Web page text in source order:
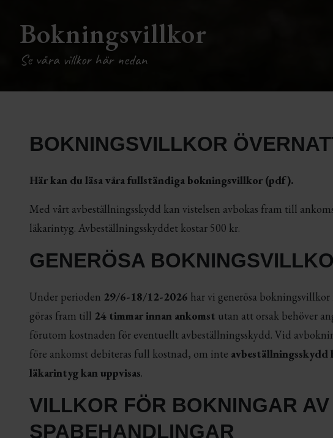
Bokningsvillkor
Se våra villkor här nedan
BOKNINGSVILLKOR
Här kan du läsa våra fullständiga bokningsvillkor (pdf).
Med vårt avbeställningsskydd kan vistelsen avbokas fram till
läkarintyg. Avbeställningsskyddet kostar 500 kr.
GENERÖSA
Under perioden 29/6-18/12-2026 har vi generösa
göras fram till 24 timmar innan ankomst utan att orsak behöver
förutom kostnaden för eventuellt avbeställningsskydd. Vid
före ankomst debiteras full kostnad, om inte
läkarintyg kan uppvisas.
VILLKOR FÖR BOKNINGAR AV
SPABEHANDLINGAR